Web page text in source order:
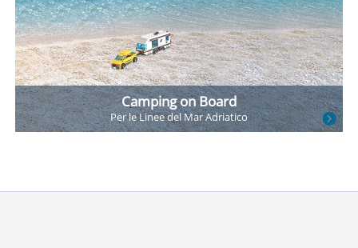
Camping on Board
Per le Lineedel Mar Adriatico